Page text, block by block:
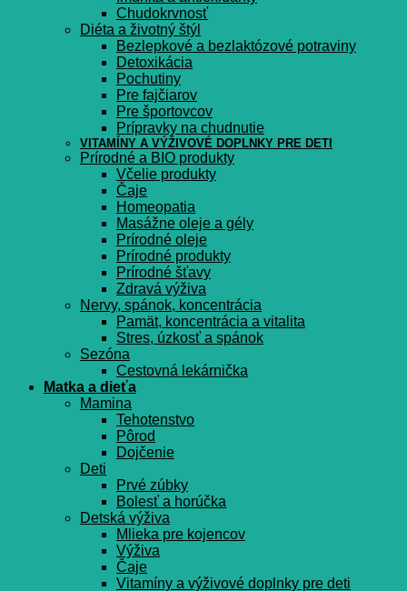
Chudokrvnosť
Diéta a životný štýl
Bezlepkové a bezlaktózové potraviny
Detoxikácia
Pochutiny
Pre fajčiarov
Pre športovcov
Prípravky na chudnutie
VITAMÍNY A VÝŽIVOVÉ DOPLNKY PRE DETI
Prírodné a BIO produkty
Včelie produkty
Čaje
Homeopatia
Masážne oleje a gély
Prírodné oleje
Prírodné produkty
Prírodné šťavy
Zdravá výživa
Nervy, spánok, koncentrácia
Pamät, koncentrácia a vitalita
Stres, úzkosť a spánok
Sezóna
Cestovná lekárnička
Matka a dieťa
Mamina
Tehotenstvo
Pôrod
Dojčenie
Deti
Prvé zúbky
Bolesť a horúčka
Detská výživa
Mlieka pre kojencov
Výživa
Čaje
Vitamíny a výživové doplnky pre deti